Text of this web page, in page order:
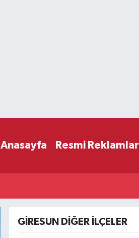
Anasayfa Resmi Reklamlar
GIRESUN DIĞER İLÇELER